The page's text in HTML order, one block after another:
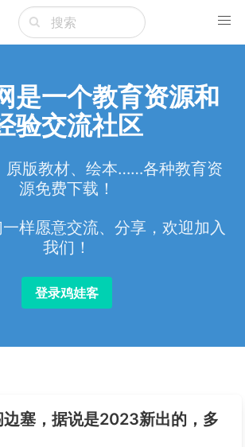
是一个教育资源和
验交流社区
原版教材、绘本……各种教育资
源免费下载！
样愿意交流、分享，欢迎加入
我们！
登录鸡娃客
塞，据说是2023新出的，多